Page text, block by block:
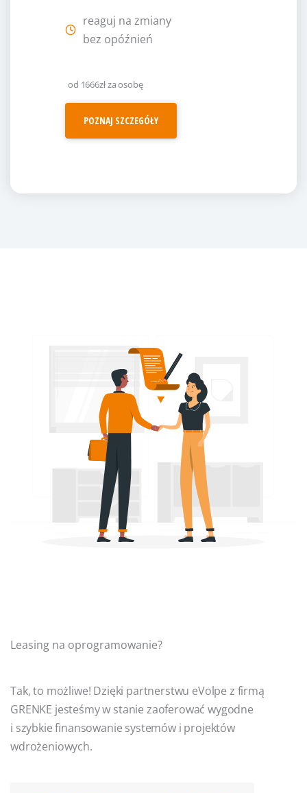
reaguj na zmiany
bez opóźnień
od 1666zł za osobę
POZNAJ SZCZEGÓŁY
Leasing na oprogramowanie?
Tak, to możliwe! Dzięki partnerstwu eVolpe z firmą
GRENKE jesteśmy w stanie zaoferować wygodne
i szybkie finansowanie systemów i projektów
wdrożeniowych.